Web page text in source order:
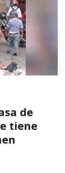
de
tiene